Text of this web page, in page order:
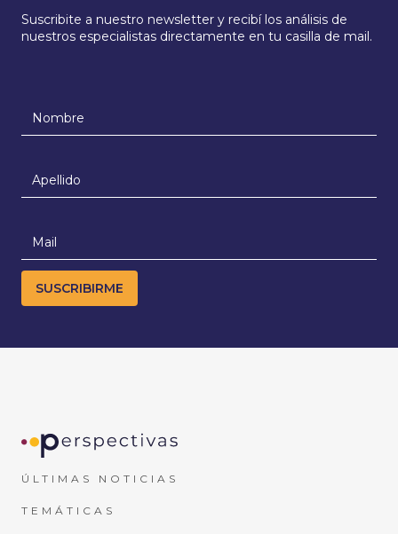
Suscribite a nuestro newsletter y recibí los análisis de
nuestros especialistas directamente en tu casilla de mail.
ÚLTIMAS NOTICIAS
TEMÁTICAS